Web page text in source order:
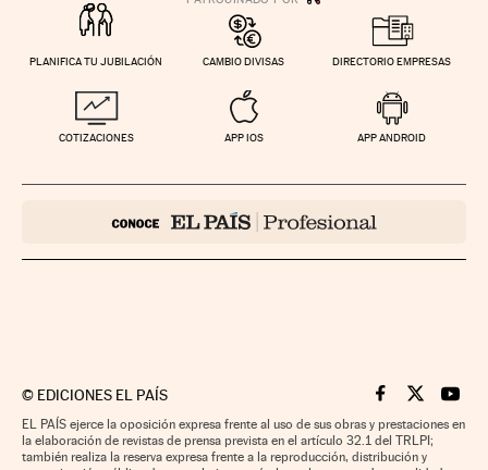
PLANIFICA TU JUBILACIÓN CAMBIO DIVISAS DIRECTORIO EMPRESAS
COTIZACIONES APP IOS APP ANDROID
© EDICIONES EL PAÍS Cinco Días en
Cinco Días
Cinco
EL PAÍS ejerce la oposición expresa frente al uso de sus obras y prestaciones en
la elaboración de revistas de prensa prevista en el artículo 32.1 del TRLPI;
también realiza la reserva expresa frente a la reproducción, distribución y